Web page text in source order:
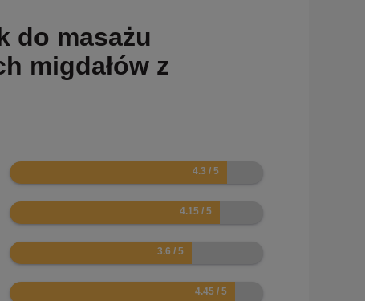
do masażu
migdałów z
8.6
8.3
7.2
8.9